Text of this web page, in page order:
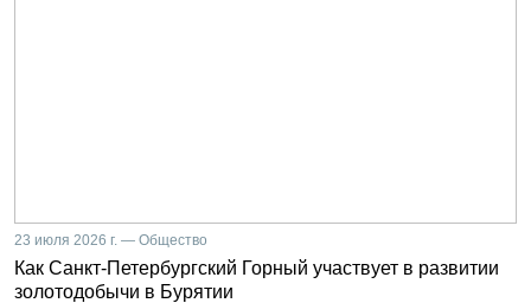
23 июля 2026 г. — Общество
Как Санкт-Петербургский Горный участвует в развитии
золотодобычи в Бурятии